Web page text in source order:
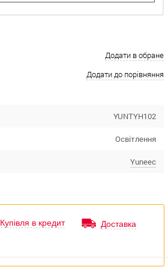
Додати в обране
Додати до порівняння
YUNTYH102
Освітлення
Yuneec
Купівля в кредит Доставка